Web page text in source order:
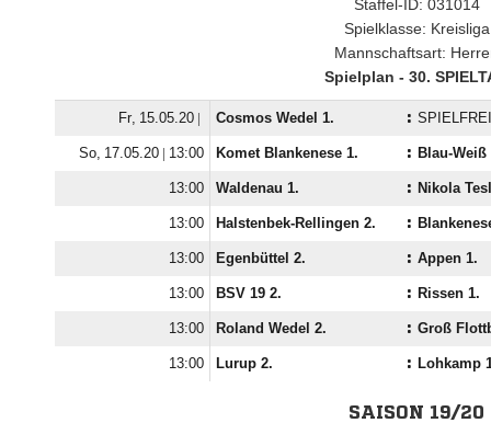
Staffel-ID: 031014
Spielklasse: Kreisliga
Mannschaftsart:
Spielplan - 30.
  | Cosmos Wedel 1. : SPIELFREI
  |  Komet Blankenese 1. : Blau-Weiß
 Waldenau 1. : Nikola
 Halstenbek-Rellingen 2. :
 Egenbüttel 2. : Appen 1.
 BSV 19 2. : Rissen 1.
 Roland Wedel 2. : Groß
 Lurup 2. : Lohkamp
SAISON 19/20